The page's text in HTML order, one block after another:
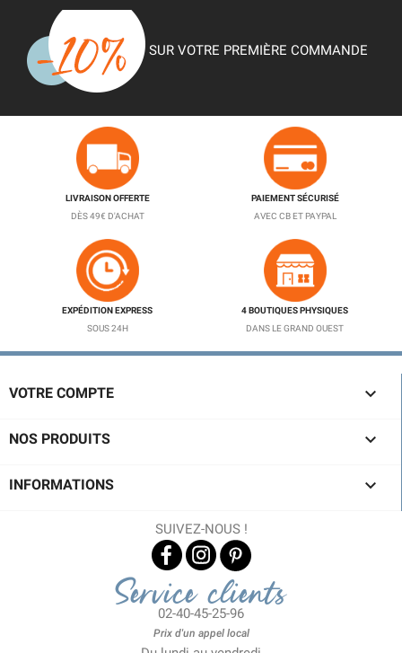
SUR VOTRE PREMIÈRE COMMANDE
LIVRAISON OFFERTE
DÈS 49€ D'ACHAT
PAIEMENT SÉCURISÉ
AVEC CB ET PAYPAL
EXPÉDITION EXPRESS
SOUS 24H
4 BOUTIQUES PHYSIQUES
DANS LE GRAND OUEST
VOTRE COMPTE 
NOS PRODUITS 
INFORMATIONS 
SUIVEZ-NOUS !
Service clients
02-40-45-25-96
Prix d'un appel local